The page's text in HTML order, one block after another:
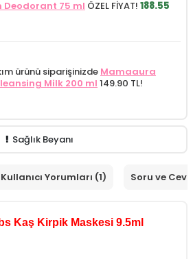
Deodorant 75 ml ÖZEL FİYAT! 188.55
ürünü siparişinizde Mamaaura
Milk 200 ml 149.90 TL!
Sağlık Beyanı
Kullanıcı Yorumları (1) Soru ve
Kaş Kirpik Maskesi 9.5ml